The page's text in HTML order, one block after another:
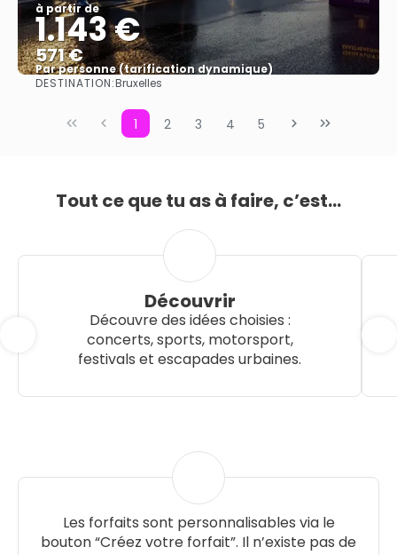
à partir de
1.143 €
571 €
Par personne (tarification dynamique)
DESTINATION:Bruxelles
1 2 3 4 5
Tout ce que tu as à faire, c’est...
Découvrir
Découvre des idées choisies :
concerts, sports, motorsport,
festivals et escapades urbaines.
Les forfaits sont personnalisables via le
bouton “Créez votre forfait”. Il n’existe pas de